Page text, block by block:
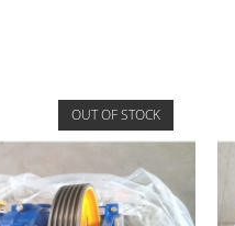
OUT OF STOCK